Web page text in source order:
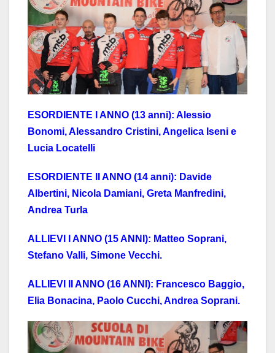
ESORDIENTE I ANNO (13 anni): Alessio
Bonomi, Alessandro Cristini, Angelica Iseni e
Lucia Locatelli
ESORDIENTE II ANNO (14 anni): Davide
Albertini, Nicola Damiani, Greta Manfredini,
Andrea Turla
ALLIEVI I ANNO (15 ANNI): Matteo Soprani,
Stefano Valli, Simone Vecchi.
ALLIEVI II ANNO (16 ANNI): Francesco Baggio,
Elia Bonacina, Paolo Cucchi, Andrea Soprani.